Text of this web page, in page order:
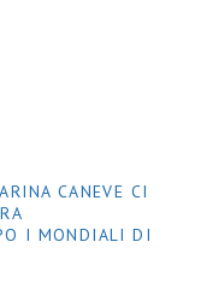
CANEVE CI
I MONDIALI DI